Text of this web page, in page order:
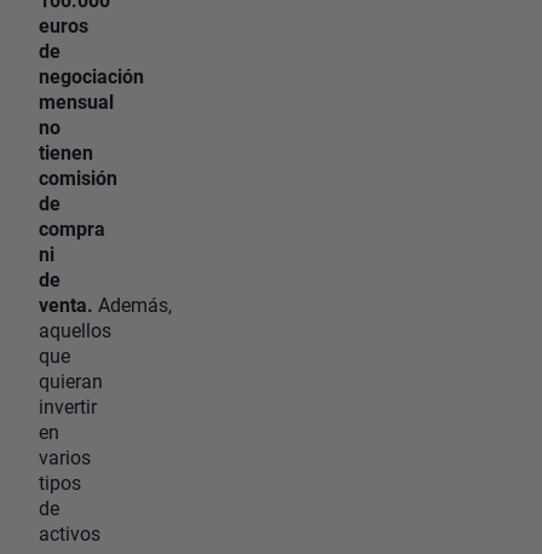
euros
de
negociación
mensual
no
tienen
comisión
de
compra
ni
de
venta. Además,
aquellos
que
quieran
invertir
en
varios
tipos
de
activos